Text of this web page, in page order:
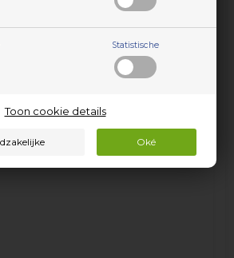
Statistische
Toon cookie details